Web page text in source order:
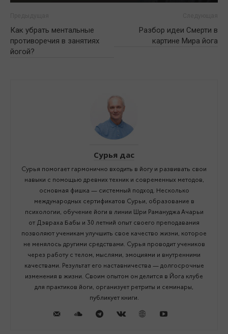
Как убрать ментальные
противоречия в занятиях
йогой?
Разбор идеи Смерти в
картине Мира йога
Сурья дас
Сурья помогает гармонично входить в йогу и развивать свои
навыки с помощью древних техник и современных методов,
основная фишка — системный подход. Несколько
международных сертификатов Сурьи, образование в
психологии, обучение йоги в линии Шри Рамануджа Ачарьи
от Дэвраха Бабы и 30 летний опыт своего преподавания
позволяют ученикам улучшить свое качество жизни, которое
не менялось другими средствами. Сурья проводит учеников
через работу с телом, мыслями, эмоциями и внутренними
качествами. Результат его наставничества — долгосрочные
изменения в жизни. Своим опытом он делится в Йога клубе
для практиков йоги, организует ретриты и семинары,
публикует книги.